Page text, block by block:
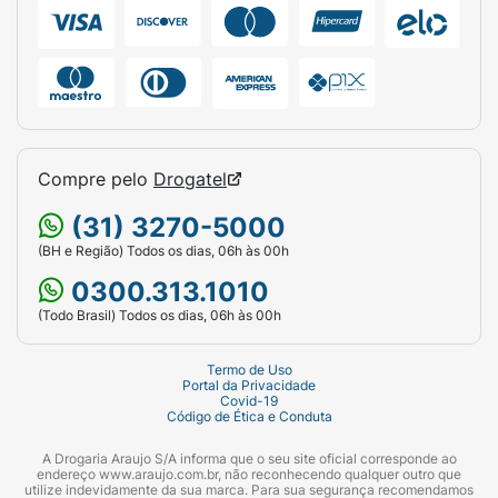
necessidade de uso ou abasteça o
dispenser/suporte de copos de sua
preferência. Para manter a máxima higiene e
integridade do produto, conserve o pacote
em local seco, limpo, arejado e longe de
fontes de calor excessivo ou produtos
químicos com odores fortes. Produto
Ficha Técnica:
Marca:Copomais
Capacidade Volumétrica:50 ml
Quantidade:Pacote com 100 unidades
Cor:Branco
Compre pelo Drogatel
(31) 3270-5000
(BH e Região) Todos os dias, 06h às 00h
0300.313.1010
(Todo Brasil) Todos os dias, 06h às 00h
Termo de Uso
Portal da Privacidade
Covid-19
Código de Ética e Conduta
A Drogaria Araujo S/A informa que o seu site oficial corresponde ao
endereço www.araujo.com.br, não reconhecendo qualquer outro que
utilize indevidamente da sua marca. Para sua segurança recomendamos